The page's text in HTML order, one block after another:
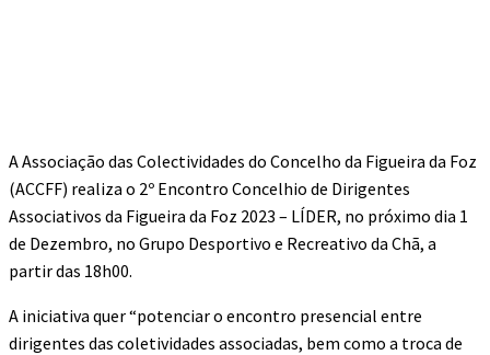
A Associação das Colectividades do Concelho da Figueira da Foz
(ACCFF) realiza o 2º Encontro Concelhio de Dirigentes
Associativos da Figueira da Foz 2023 – LÍDER, no próximo dia 1
de Dezembro, no Grupo Desportivo e Recreativo da Chã, a
partir das 18h00.
A iniciativa quer “potenciar o encontro presencial entre
dirigentes das coletividades associadas, bem como a troca de